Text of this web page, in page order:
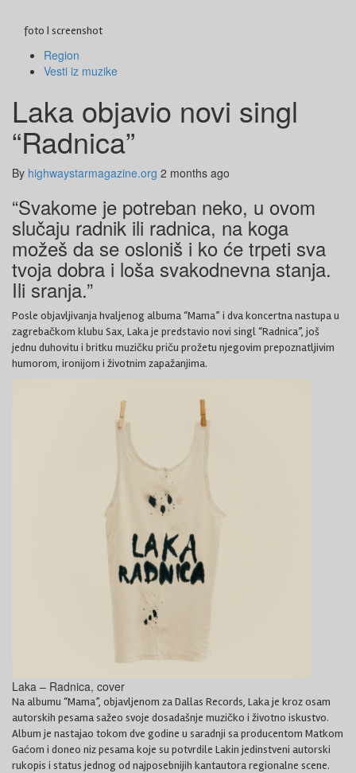
foto | screenshot
Region
Vesti iz muzike
Laka objavio novi singl
“Radnica”
By highwaystarmagazine.org 2 months ago
“Svakome je potreban neko, u ovom
slučaju radnik ili radnica, na koga
možeš da se osloniš i ko će trpeti sva
tvoja dobra i loša svakodnevna stanja.
Ili sranja.”
Posle objavljivanja hvaljenog albuma “Mama” i dva koncertna nastupa u
zagrebačkom klubu Sax, Laka je predstavio novi singl “Radnica”, još
jednu duhovitu i britku muzičku priču prožetu njegovim prepoznatljivim
humorom, ironijom i životnim zapažanjima.
Laka – Radnica, cover
Na albumu “Mama”, objavljenom za Dallas Records, Laka je kroz osam
autorskih pesama sažeo svoje dosadašnje muzičko i životno iskustvo.
Album je nastajao tokom dve godine u saradnji sa producentom Matkom
Gaćom i doneo niz pesama koje su potvrdile Lakin jedinstveni autorski
rukopis i status jednog od najposebnijih kantautora regionalne scene.